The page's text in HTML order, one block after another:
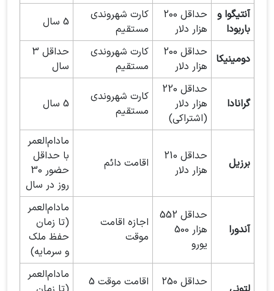
آنتیگوا و
باربودا
حداقل 200
هزار دلار
کارت شهروندی
مستقیم
5 سال
دومینیکا
حداقل 200
هزار دلار
کارت شهروندی
مستقیم
حداقل 3
سال
گرانادا
حداقل 220
هزار دلار
(اشتراکی)
کارت شهروندی
مستقیم
5 سال
برزیل
حداقل 210
هزار دلار
اقامت دائم
مادام‌العمر
با حداقل
حضور 30
روز در سال
آندورا
حداقل 552
هزار 500
یورو
اجازه اقامت
موقت
مادام‌العمر
(تا زمان
حفظ ملک
و سرمایه)
حداقل 250
اقامت موقت 5
مادام‌العمر